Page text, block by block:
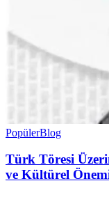
PopülerBlog
Türk Töresi
ve Kültürel